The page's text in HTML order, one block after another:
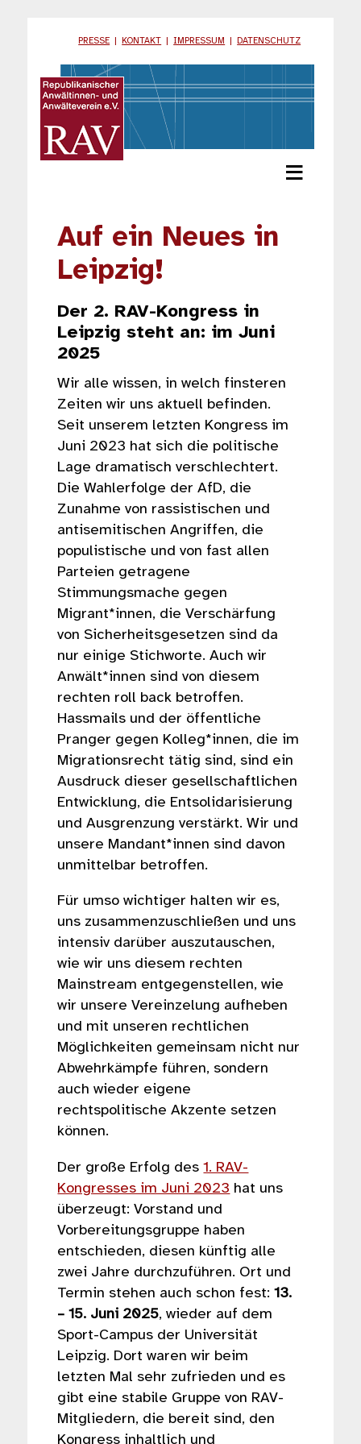
PRESSE KONTAKT |IMPRESSUM DATENSCHUTZ
≡
Auf ein Neues in
Leipzig!
Der 2. RAV-Kongress in
Leipzig steht an: im Juni
2025
Wir alle wissen, in welch finsteren
Zeiten wir uns aktuell befinden.
Seit unserem letzten Kongress im
Juni 2023 hat sich die politische
Lage dramatisch verschlechtert.
Die Wahlerfolge der AfD, die
Zunahme von rassistischen und
antisemitischen Angriffen, die
populistische und von fast allen
Parteien getragene
Stimmungsmache gegen
Migrant*innen, die Verschärfung
von Sicherheitsgesetzen sind da
nur einige Stichworte. Auch wir
Anwält*innen sind von diesem
rechten roll back betroffen.
Hassmails und der öffentliche
Pranger gegen Kolleg*innen, die im
Migrationsrecht tätig sind, sind ein
Ausdruck dieser gesellschaftlichen
Entwicklung, die Entsolidarisierung
und Ausgrenzung verstärkt. Wir und
unsere Mandant*innen sind davon
unmittelbar betroffen.
Für umso wichtiger halten wir es,
uns zusammenzuschließen und uns
intensiv darüber auszutauschen,
wie wir uns diesem rechten
Mainstream entgegenstellen, wie
wir unsere Vereinzelung aufheben
und mit unseren rechtlichen
Möglichkeiten gemeinsam nicht nur
Abwehrkämpfe führen, sondern
auch wieder eigene
rechtspolitische Akzente setzen
können.
Der große Erfolg des1. RAV-
Kongresses im Juni 2023 hat uns
überzeugt: Vorstand und
Vorbereitungsgruppe haben
entschieden, diesen künftig alle
zwei Jahre durchzuführen. Ort und
Termin stehen auch schon fest:13.
– 15. Juni 2025, wieder auf dem
Sport-Campus der Universität
Leipzig. Dort waren wir beim
letzten Mal sehr zufrieden und es
gibt eine stabile Gruppe von RAV-
Mitgliedern, die bereit sind, den
Kongress inhaltlich und